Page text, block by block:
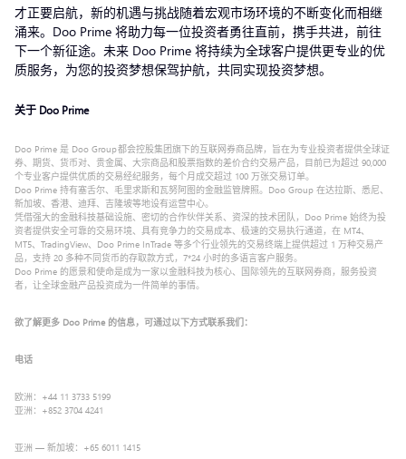
才正要启航，新的机遇与挑战随着宏观市场环境的不断变化而相继
涌来。Doo Prime 将助力每一位投资者勇往直前，携手共进，前往
下一个新征途。未来 Doo Prime 将持续为全球客户提供更专业的优
质服务，为您的投资梦想保驾护航，共同实现投资梦想。
关于 Doo Prime
Doo Prime 是 Doo Group 都会控股集团旗下的互联网券商品牌，旨在为专业投资者提供全球证
券、期货、货币对、贵金属、大宗商品和股票指数的差价合约交易产品，目前已为超过 90,000
个专业客户提供优质的交易经纪服务，每个月成交超过 100 万张交易订单。
Doo Prime 持有塞舌尔、毛里求斯和瓦努阿图的金融监管牌照。Doo Group 在达拉斯、悉尼、
新加坡、香港、迪拜、吉隆坡等地设有运营中心。
凭借强大的金融科技基础设施、密切的合作伙伴关系、资深的技术团队，Doo Prime 始终为投
资者提供安全可靠的交易环境、具有竞争力的交易成本、极速的交易执行通道，在 MT4、
MT5、TradingView、Doo Prime InTrade 等多个行业领先的交易终端上提供超过 1 万种交易产
品，支持 20 多种不同货币的存取款方式，7*24 小时的多语言客户服务。
Doo Prime 的愿景和使命是成为一家以金融科技为核心、国际领先的互联网券商，服务投资
者，让全球金融产品投资成为一件简单的事情。
欲了解更多 Doo Prime 的信息，可通过以下方式联系我们：
电话
欧洲：+44 11 3733 5199
亚洲：+852 3704 4241
亚洲 — 新加坡：+65 6011 1415